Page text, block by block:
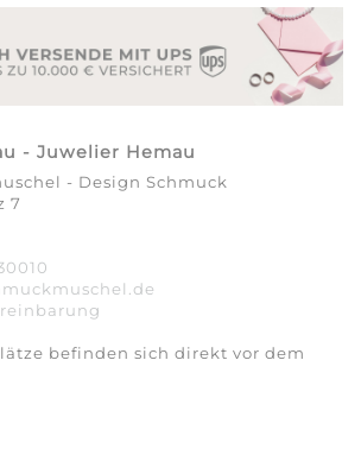
- Juwelier Hemau
- Design Schmuck
7
befinden sich direkt vor dem